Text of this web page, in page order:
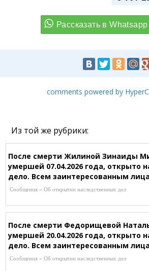
comments powered by
Из той же рубрики:
После смерти Жилиной Зинаиды
умершей 07.04.2026 года, открыто
дело. Всем заинтересованным
к нотариусу Шагировой Р.Р. по
Службой Сбыта), Т. 8-721-253-43-87
Сообщения » Об открытии наследственных дел
После смерти Федорищевой
умершей 20.04.2026 года, открыто
дело. Всем заинтересованным
к нотариусу Ержановой Ж.А, по
Сообщения » Об открытии наследственных дел